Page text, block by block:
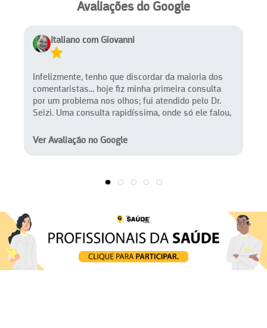
Avaliações do Google
Italiano com Giovanni
Infelizmente, tenho que discordar da maioria dos
comentaristas... hoje fiz minha primeira consulta
por um problema nos olhos; fui atendido pelo Dr.
Seizi. Uma consulta rapidíssima, onde só ele falou,
literalmente me acompanhou até a saída,
Ver Avaliação no Google